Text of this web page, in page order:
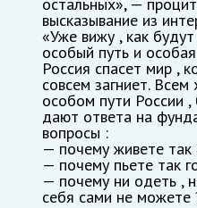
высказывание из
«Уже вижу , как
особый путь и
Россия спасет мир ,
совсем загниет.
особом пути России
дают ответа на
вопросы :
— почему живете так
— почему пьете так
— почему ни одеть ,
себя сами не можете